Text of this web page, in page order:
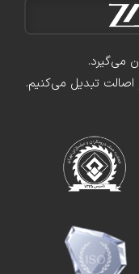
می‌گیرد.
اصالت تبدیل می‌کنیم.